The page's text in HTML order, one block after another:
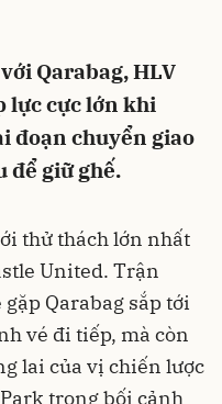
Qarabag, HLV
lực cực lớn khi
đoạn chuyển giao
để giữ ghế.
thử thách lớn nhất
United. Trận
Qarabag sắp tới
vé đi tiếp, mà còn
lai của vị chiến lược
trong bối cảnh
Hủy Gửi